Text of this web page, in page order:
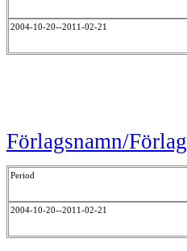
2004-10-20--2011-02-21
Förlagsnamn/Förlag
Period
2004-10-20--2011-02-21